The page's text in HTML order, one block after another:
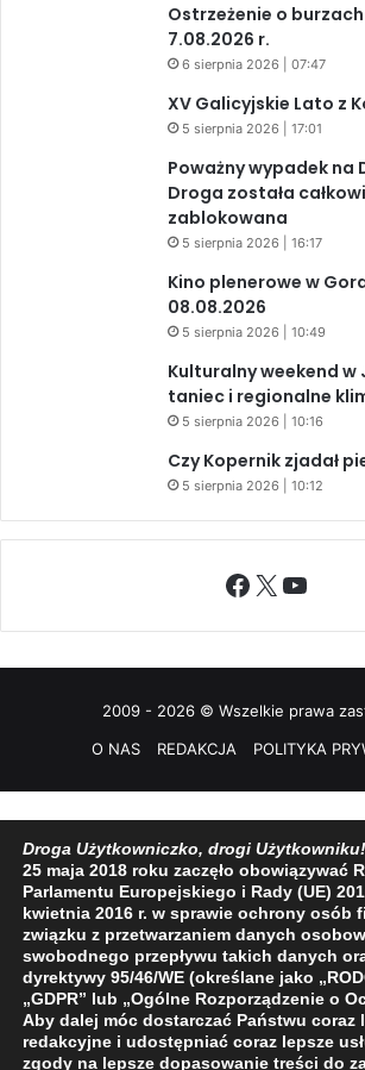
Ostrzeżenie o
7.08.2026 r.
6 sierpnia 2026 | 07:47
XV Galicyjskie Lato z
5 sierpnia 2026 | 17:01
Poważny wypadek na
Droga została
zablokowana
5 sierpnia 2026 | 16:17
Kino plenerowe w
08.08.2026
5 sierpnia 2026 | 10:49
Kulturalny weekend w
taniec i regionalne
5 sierpnia 2026 | 10:16
Czy Kopernik zjadał
5 sierpnia 2026 | 10:12
Facebook
X
2009 - 2026 © Wszelkie prawa
O NAS
REDAKCJA POLITYKA
Droga Użytkowniczko, drogi Użytkowniku!
25 maja 2018 roku zaczęło obowiązywać
Parlamentu Europejskiego i Rady (UE)
kwietnia 2016 r. w sprawie ochrony osób
związku z przetwarzaniem danych
swobodnego przepływu takich danych
dyrektywy 95/46/WE (określane jako
„GDPR” lub „Ogólne Rozporządzenie o
Aby dalej móc dostarczać Państwu coraz
redakcyjne i udostępniać coraz lepsze
zgody na lepsze dopasowanie treści do